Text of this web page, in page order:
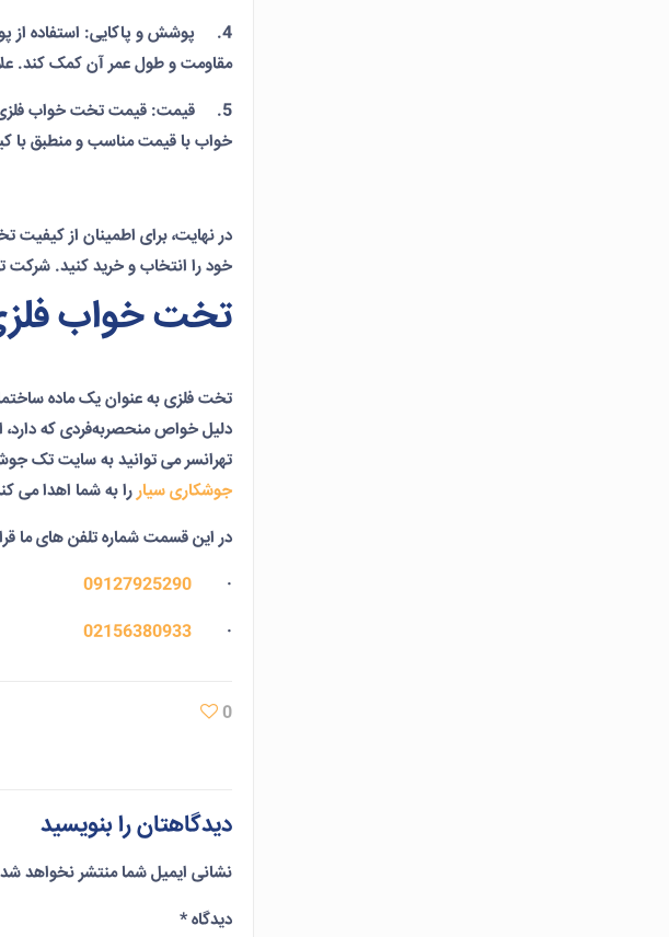
4. پوشش و پاکایی: استفاده از
مقاومت و طول عمر آن کمک کند.
5. قیمت: قیمت تخت خواب فلزی
خواب با قیمت مناسب و منطبق با
در نهایت، برای اطمینان از
خود را انتخاب و خرید کنید.
تخت خواب فلزی
تخت فلزی به عنوان یک ماده
دلیل خواص منحصربه‌فردی که دارد،
تهرانسر می توانید به سایت تک
جوشکاری سیاررا به شما اهدا می
در این قسمت شماره تلفن های ما
·
09127925290
·
02156380933
0
دیدگاهتان را بنویسید
نشانی ایمیل شما منتشر نخواهد
دیدگاه*